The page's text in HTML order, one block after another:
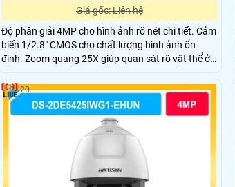
Giá gốc: Liên hệ
Độ phân giải 4MP cho hình ảnh rõ nét chi tiết. Cảm
biến 1/2.8" CMOS cho chất lượng hình ảnh ổn
định. Zoom quang 25X giúp quan sát rõ vật thể ở
xa. Hồng ngoại 100m hỗ trợ quan sát ban đêm
hiệu quả. PTZ xoay 360° giúp quan sát toàn cảnh
không góc chết.
20